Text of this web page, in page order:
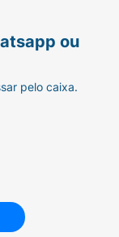
ou
pelo caixa.